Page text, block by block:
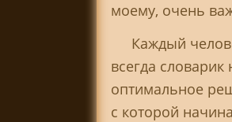
моему, очень
Каждый
всегда
оптимальное
с которой